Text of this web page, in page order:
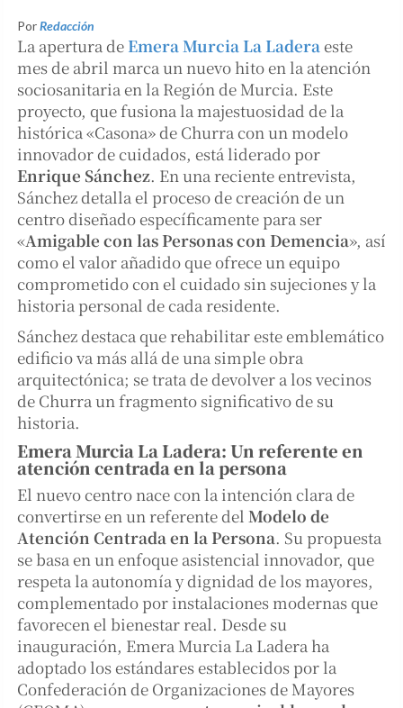
PorRedacción
La apertura deEmera Murcia La Ladera este
mes de abril marca un nuevo hito en la atención
sociosanitaria en la Región de Murcia. Este
proyecto, que fusiona la majestuosidad de la
histórica «Casona» de Churra con un modelo
innovador de cuidados, está liderado por
Enrique Sánchez. En una reciente entrevista,
Sánchez detalla el proceso de creación de un
centro diseñado específicamente para ser
«Amigable con las Personas con Demencia», así
como el valor añadido que ofrece un equipo
comprometido con el cuidado sin sujeciones y la
historia personal de cada residente.
Sánchez destaca que rehabilitar este emblemático
edificio va más allá de una simple obra
arquitectónica; se trata de devolver a los vecinos
de Churra un fragmento significativo de su
historia.
Emera Murcia La Ladera: Un referente en
atención centrada en la persona
El nuevo centro nace con la intención clara de
convertirse en un referente del Modelo de
Atención Centrada en la Persona. Su propuesta
se basa en un enfoque asistencial innovador, que
respeta la autonomía y dignidad de los mayores,
complementado por instalaciones modernas que
favorecen el bienestar real. Desde su
inauguración, Emera Murcia La Ladera ha
adoptado los estándares establecidos por la
Confederación de Organizaciones de Mayores